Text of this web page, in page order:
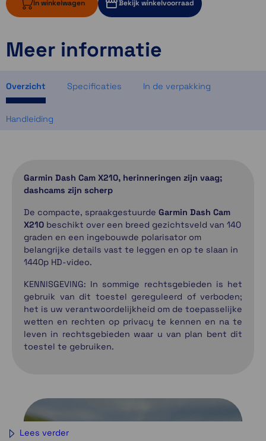
In winkelwagen Bekijk winkelvoorraad
3 op voorraad
1 op voorraad
Meer informatie
Overzicht Specificaties In de verpakking
Handleiding
Garmin Dash Cam X210, herinneringen zijn vaag;
dashcams zijn scherp
De compacte, spraakgestuurde Garmin Dash Cam
X210 beschikt over een breed gezichtsveld van 140
graden en een ingebouwde polarisator om
belangrijke details vast te leggen en op te slaan in
1440p HD-video.
KENNISGEVING: In sommige rechtsgebieden is het
gebruik van dit toestel gereguleerd of verboden;
het is uw verantwoordelijkheid om de toepasselijke
wetten en rechten op privacy te kennen en na te
leven in rechtsgebieden waar u van plan bent dit
toestel te gebruiken.
Lees verder